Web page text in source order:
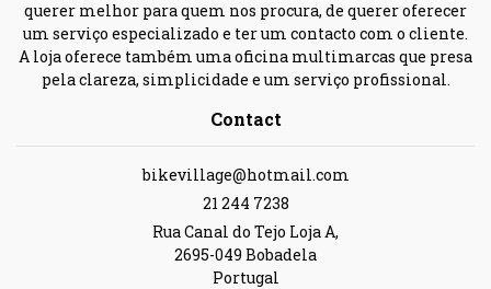
querer melhor para quem nos procura, de querer oferecer
um serviço especializado e ter um contacto com o cliente.
A loja oferece também uma oficina multimarcas que presa
pela clareza, simplicidade e um serviço profissional.
Contact
bikevillage@hotmail.com
21 244 7238
Rua Canal do Tejo Loja A,
2695-049 Bobadela
Portugal